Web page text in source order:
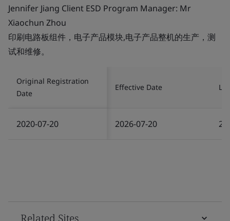
Jennifer Jiang Client ESD Program Manager: Mr
Xiaochun Zhou
印刷电路板组件，电子产品模块,电子产品整机的生产，测
试和维修。
Original Registration
Date
Effective Date
2020-07-20 2026-07-20
Related Sites